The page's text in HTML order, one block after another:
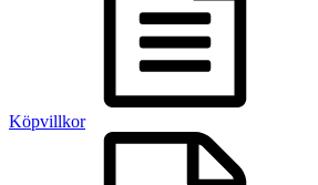
Köpvillkor